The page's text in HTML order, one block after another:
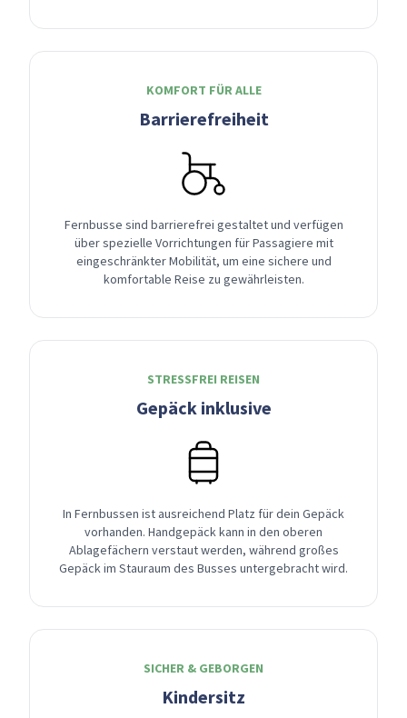
KOMFORT FÜR ALLE
Barrierefreiheit
Fernbusse sind barrierefrei gestaltet und verfügen
über spezielle Vorrichtungen für Passagiere mit
eingeschränkter Mobilität, um eine sichere und
komfortable Reise zu gewährleisten.
STRESSFREI REISEN
Gepäck inklusive
In Fernbussen ist ausreichend Platz für dein Gepäck
vorhanden. Handgepäck kann in den oberen
Ablagefächern verstaut werden, während großes
Gepäck im Stauraum des Busses untergebracht wird.
SICHER & GEBORGEN
Kindersitz